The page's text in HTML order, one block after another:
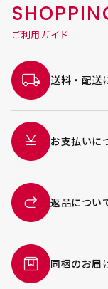
ご利用ガイド
送料・配送
お支払いに
返品につい
同梱のお届